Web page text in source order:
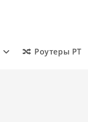
Роутеры РТ